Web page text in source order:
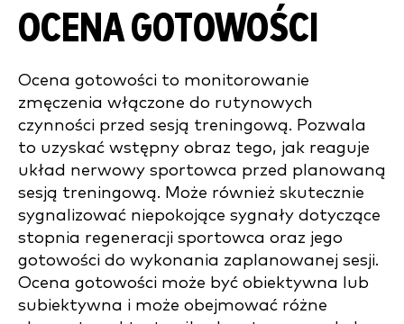
OCENA GOTOWOŚCI
Ocena gotowości to monitorowanie
zmęczenia włączone do rutynowych
czynności przed sesją treningową. Pozwala
to uzyskać wstępny obraz tego, jak reaguje
układ nerwowy sportowca przed planowaną
sesją treningową. Może również skutecznie
sygnalizować niepokojące sygnały dotyczące
stopnia regeneracji sportowca oraz jego
gotowości do wykonania zaplanowanej sesji.
Ocena gotowości może być obiektywna lub
subiektywna i może obejmować różne